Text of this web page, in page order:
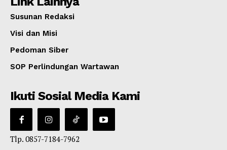
Susunan Redaksi
Visi dan Misi
Pedoman Siber
SOP Perlindungan Wartawan
Ikuti Sosial Media Kami
Tlp. 0857-7184-7962